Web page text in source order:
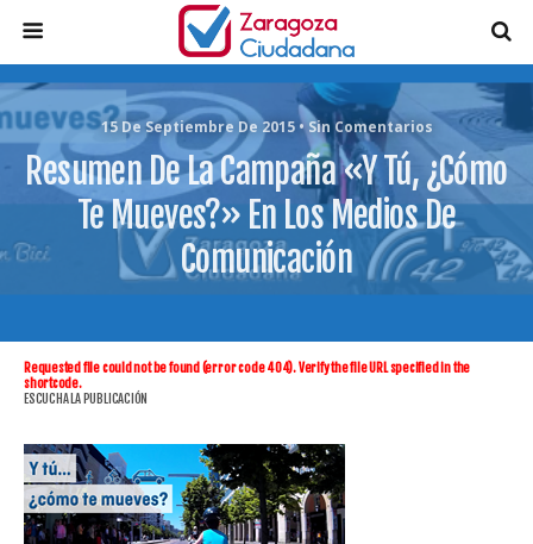
15 De Septiembre De 2015 • Sin Comentarios
Resumen De La Campaña «Y Tú, ¿cómo
Te Mueves?» En Los Medios De
Comunicación
Requested file could not be found (error code 404). Verify the file URL specified in the
shortcode.
ESCUCHA LA PUBLICACIÓN